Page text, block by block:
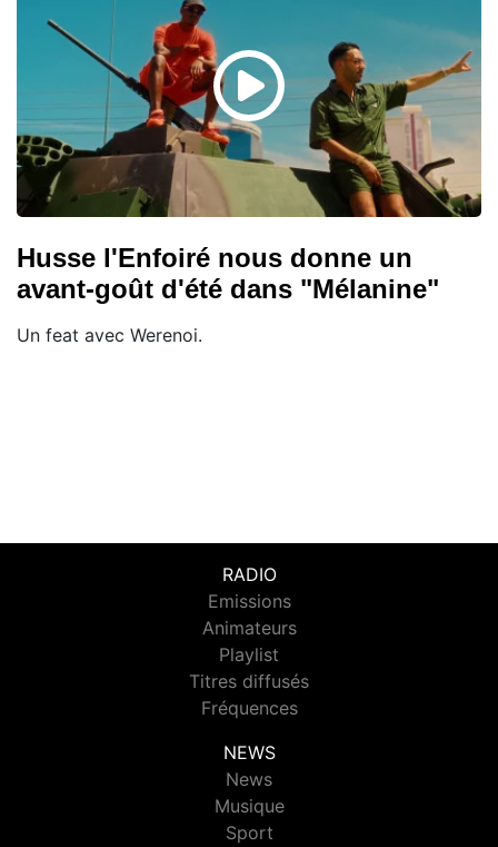
Husse l'Enfoiré nous donne un
avant-goût d'été dans "Mélanine"
Un feat avec Werenoi.
RADIO
Emissions
Animateurs
Playlist
Titres diffusés
Fréquences
NEWS
News
Musique
Sport